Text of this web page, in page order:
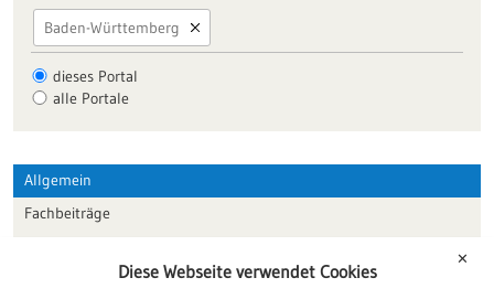
Baden-Württemberg
dieses Portal
alle Portale
Allgemein
Fachbeiträge
Veranstaltungen
✕
Diese Webseite verwendet Cookies